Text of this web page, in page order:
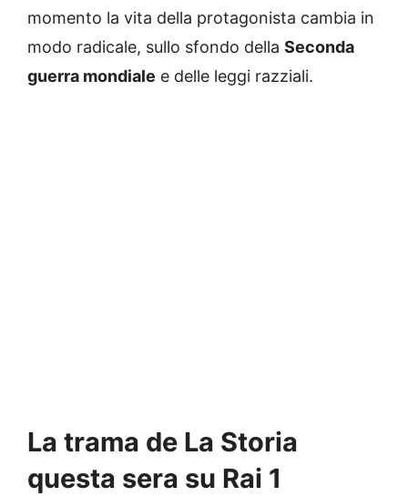
momento la vita della protagonista cambia in
modo radicale, sullo sfondo della Seconda
guerra mondiale e delle leggi razziali.
La trama de La Storia
questa sera su Rai 1